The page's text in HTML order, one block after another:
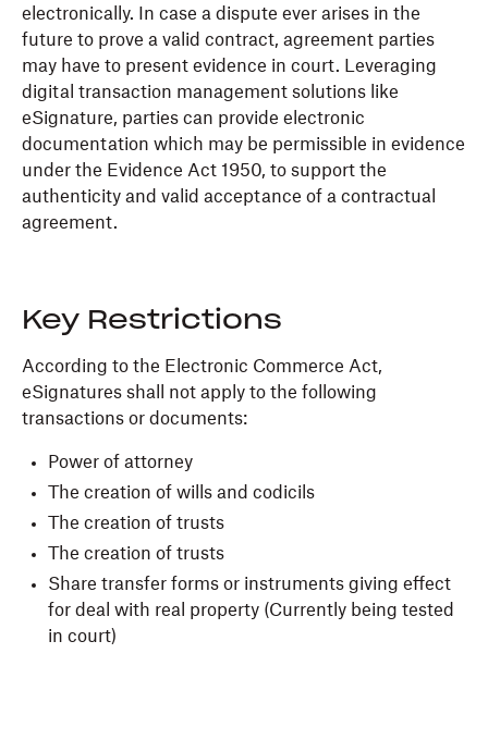
electronically. In case a dispute ever arises in the
future to prove a valid contract, agreement parties
may have to present evidence in court. Leveraging
digital transaction management solutions like
eSignature, parties can provide electronic
documentation which may be permissible in evidence
under the Evidence Act 1950, to support the
authenticity and valid acceptance of a contractual
agreement.
Key Restrictions
According to the Electronic Commerce Act,
eSignatures shall not apply to the following
transactions or documents:
Power of attorney
The creation of wills and codicils
The creation of trusts
The creation of trusts
Share transfer forms or instruments giving effect
for deal with real property (Currently being tested
in court)